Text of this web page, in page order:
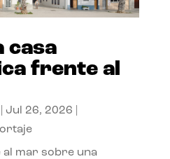
casa
frente al
Jul 26, 2026
mar sobre una